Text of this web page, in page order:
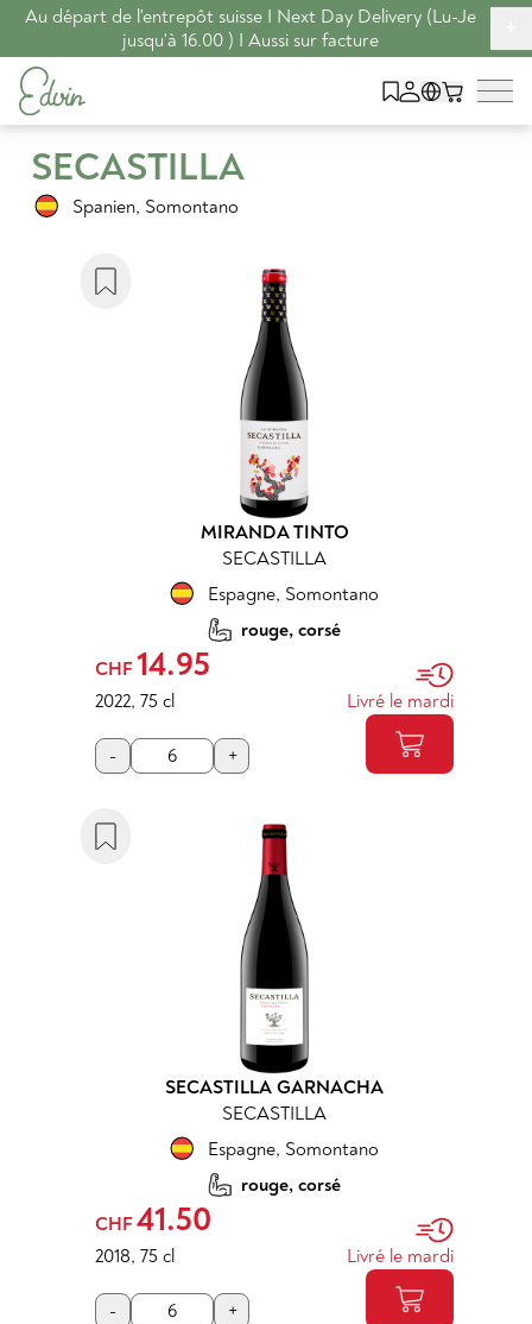
Au départ de l'entrepôt suisse I Next Day Delivery (Lu-Je
jusqu'à 16.00 ) I Aussi sur facture
SECASTILLA
Spanien, Somontano
MIRANDA TINTO
SECASTILLA
Espagne, Somontano
rouge, corsé
CHF 14.95
2022, 75 cl Livré le mardi
- +
SECASTILLA GARNACHA
SECASTILLA
Espagne, Somontano
rouge, corsé
CHF 41.50
2018, 75 cl Livré le mardi
- +